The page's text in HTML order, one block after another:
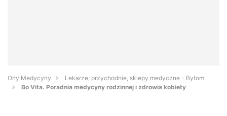
Orły Medycyny
Lekarze, przychodnie, sklepy medyczne - Bytom
Bo Vita. Poradnia medycyny rodzinnej i zdrowia kobiety